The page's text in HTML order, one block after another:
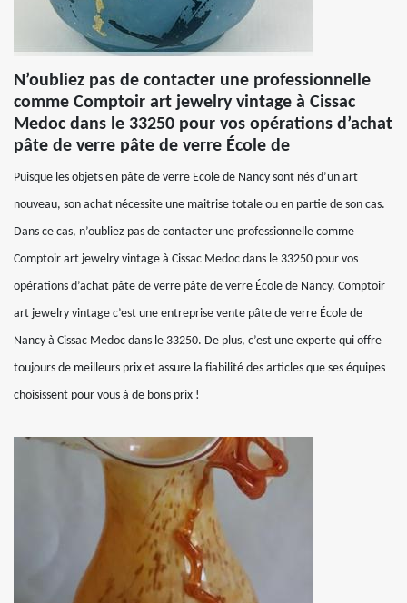
N’oubliez pas de contacter une professionnelle
comme Comptoir art jewelry vintage à Cissac
Medoc dans le 33250 pour vos opérations d’achat
pâte de verre pâte de verre École de
Puisque les objets en pâte de verre Ecole de Nancy sont nés d’un art
nouveau, son achat nécessite une maitrise totale ou en partie de son cas.
Dans ce cas, n’oubliez pas de contacter une professionnelle comme
Comptoir art jewelry vintage à Cissac Medoc dans le 33250 pour vos
opérations d’achat pâte de verre pâte de verre École de Nancy. Comptoir
art jewelry vintage c’est une entreprise vente pâte de verre École de
Nancy à Cissac Medoc dans le 33250. De plus, c’est une experte qui offre
toujours de meilleurs prix et assure la fiabilité des articles que ses équipes
choisissent pour vous à de bons prix !